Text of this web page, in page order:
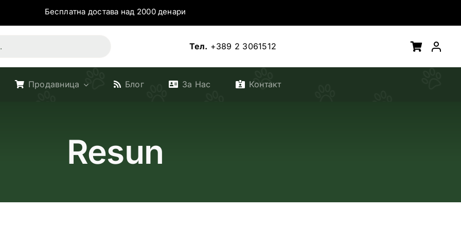
Бесплатна достава над 2000 денари
Тел. +389 2 3061512
Продавница Блог За Нас Контакт
Resun